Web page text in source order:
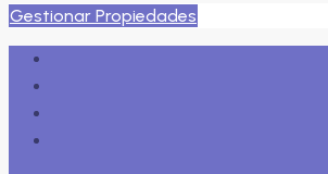
Gestionar Propiedades